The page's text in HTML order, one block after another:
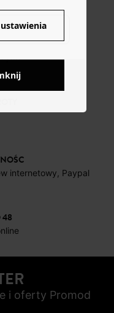
internetowy, Paypal
48
i oferty Promod